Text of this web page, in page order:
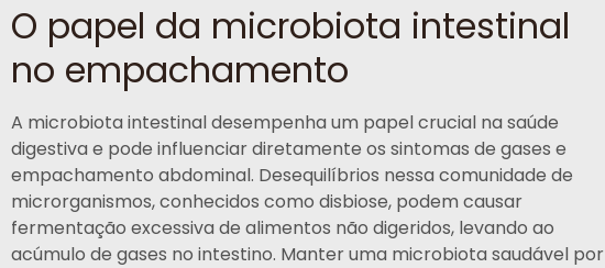
O papel da microbiota intestinal
no empachamento
A microbiota intestinal desempenha um papel crucial na saúde
digestiva e pode influenciar diretamente os sintomas de gases e
empachamento abdominal. Desequilíbrios nessa comunidade de
microrganismos, conhecidos como disbiose, podem causar
fermentação excessiva de alimentos não digeridos, levando ao
acúmulo de gases no intestino. Manter uma microbiota saudável por